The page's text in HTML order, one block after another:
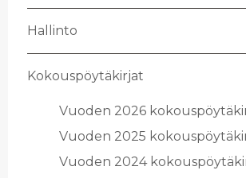
Hal­lin­to
Ko­kous­pöy­tä­kir­jat
Vuo­den 2026
Vuo­den 2025
Vuo­den 2024